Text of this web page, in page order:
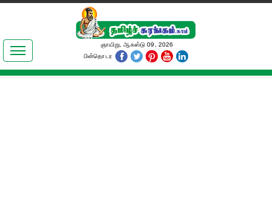
இலக்கியங்கள்
தமிழ் உலகம்
ஞாயிறு, ஆகஸ்டு 09, 2026
பின்தொடர